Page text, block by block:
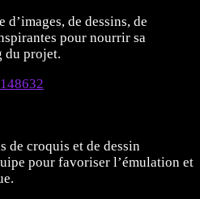
de dessins, de
pour nourrir sa
du projet.
de croquis et de dessin
pour favoriser l’émulation et